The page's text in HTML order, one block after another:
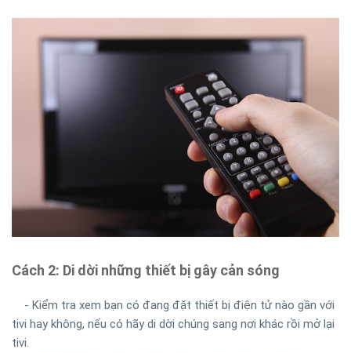
Cách 2: Di dời những thiết bị gây cản sóng
- Kiểm tra xem bạn có đang đặt thiết bị điện tử nào gần với
tivi hay không, nếu có hãy di dời chúng sang nơi khác rồi mở lại
tivi.